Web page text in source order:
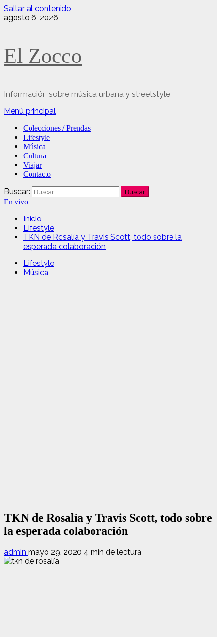
Saltar al contenido
agosto 6, 2026
El Zocco
Información sobre música urbana y streetstyle
Menú principal
Colecciones / Prendas
Lifestyle
Música
Cultura
Viajar
Contacto
Buscar:
En vivo
Inicio
Lifestyle
TKN de Rosalía y Travis Scott, todo sobre la
esperada colaboración
Lifestyle
Música
TKN de Rosalía y Travis Scott, todo sobre
la esperada colaboración
admin mayo 29, 2020 4 min de lectura